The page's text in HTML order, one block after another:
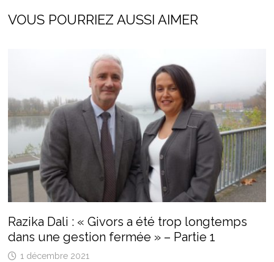
VOUS POURRIEZ AUSSI AIMER
Razika Dali : « Givors a été trop longtemps
dans une gestion fermée » – Partie 1
1 décembre 2021